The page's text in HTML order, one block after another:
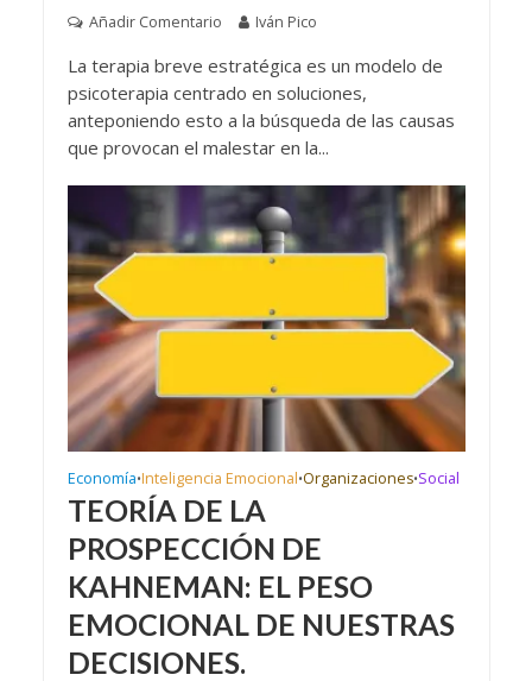
Añadir Comentario Iván Pico
La terapia breve estratégica es un modelo de
psicoterapia centrado en soluciones,
anteponiendo esto a la búsqueda de las causas
que provocan el malestar en la...
Economía•Inteligencia Emocional•Organizaciones•Social
TEORÍA DE LA
PROSPECCIÓN DE
KAHNEMAN: EL PESO
EMOCIONAL DE NUESTRAS
DECISIONES.